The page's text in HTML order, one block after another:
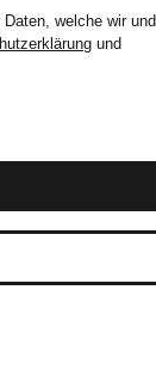
welche wir und
und